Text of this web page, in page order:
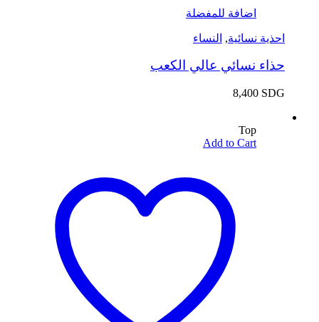
اضافة للمفضلة
احذية نسائية, النساء
حذاء نسائي عالي الكعب
8,400 SDG
Top
Add to Cart